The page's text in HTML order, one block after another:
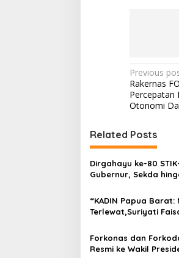
P
o
s
t
n
a
v
i
g
a
t
Previous
Rakernas
Percepatan
Otonomi
Related Posts
Dirgahayu ke-80
Gubernur, Sekda
“KADIN Papua
Terlewat,Suriyati
Forkonas dan
Resmi ke Wakil